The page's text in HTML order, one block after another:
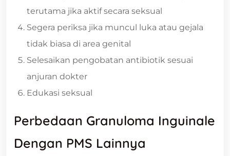
terutama jika aktif secara seksual
Segera periksa jika muncul luka atau gejala
tidak biasa di area genital
Selesaikan pengobatan antibiotik sesuai
anjuran dokter
Edukasi seksual
Perbedaan Granuloma Inguinale
Dengan PMS Lainnya